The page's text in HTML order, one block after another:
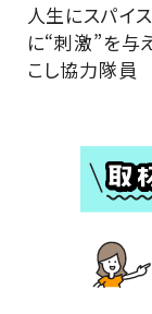
人生にスパイ
に“刺激”を与
こし協力隊員